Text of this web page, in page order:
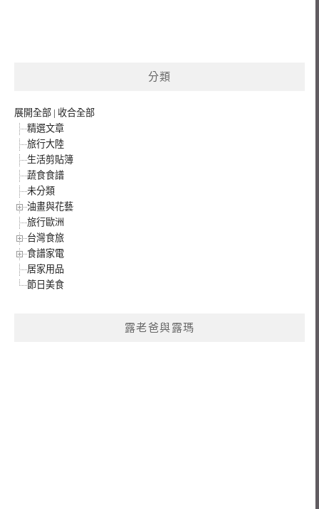
分類
展開全部 | 收合全部
精選文章
旅行大陸
生活剪貼簿
蔬食食譜
未分類
油畫與花藝
旅行歐洲
台灣食旅
食譜家電
居家用品
節日美食
露老爸與露瑪